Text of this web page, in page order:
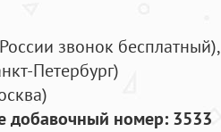
звонок бесплатный),
Петербург)
добавочный номер: 3533